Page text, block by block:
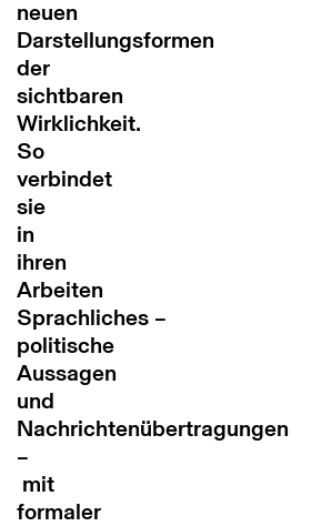
neuen
Darstellungsformen
der
sichtbaren
Wirklichkeit.
So
verbindet
sie
in
ihren
Arbeiten
Sprachliches –
politische
Aussagen
und
Nachrichtenübertragungen
–
mit
formaler